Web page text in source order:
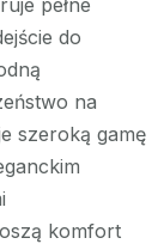
do
na
szeroką gamę
komfort